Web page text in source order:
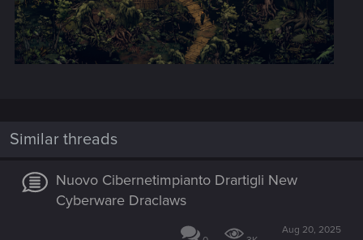
Similar threads
Nuovo Cibernetimpianto Drartigli New
Cyberware Draclaws
Aug 20, 2025